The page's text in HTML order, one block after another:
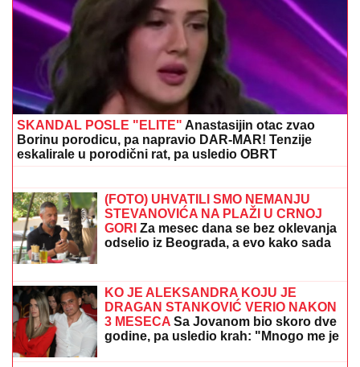
BOBAN SEKAO DRVA, ZA PAR SEKUNDI JE
GLEDAO SMRTI U OČI: Ispovest Vranjanca kojeg je
ubo stršljen ledi krv u žilama
(VIDEO) DRAGAN UREDIO VILU U
GROCKOJ NAKON RASKIDA SA
JOVANOM JEREMIĆOvako sada
izgleda, mlađa devojka se pita za sve
"Jesi li ti spreman da imaš brak i
decu? Jesi ili nisi? Nisi? Sledeći!"
Jovana Jeremić O RASKIDU VERIDBE
sa Draganom Stankovićem - VIŠE NE